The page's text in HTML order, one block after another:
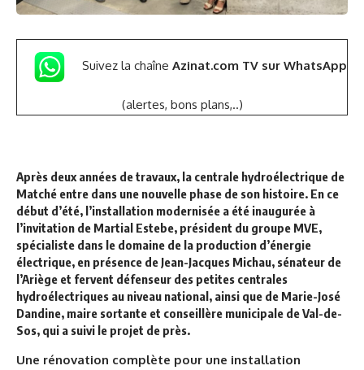
Suivez la chaîne Azinat.com TV sur WhatsApp
(alertes, bons plans,..)
Après deux années de travaux, la centrale hydroélectrique de
Matché entre dans une nouvelle phase de son histoire. En ce
début d’été, l’installation modernisée a été inaugurée à
l’invitation de Martial Estebe, président du groupe MVE,
spécialiste dans le domaine de la production d’énergie
électrique, en présence de Jean-Jacques Michau, sénateur de
l’Ariège et fervent défenseur des petites centrales
hydroélectriques au niveau national, ainsi que de Marie-José
Dandine, maire sortante et conseillère municipale de Val-de-
Sos, qui a suivi le projet de près.
Une rénovation complète pour une installation